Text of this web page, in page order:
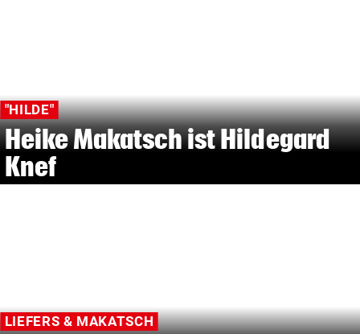
"HILDE"
Heike Makatsch ist Hildegard
Knef
LIEFERS & MAKATSCH